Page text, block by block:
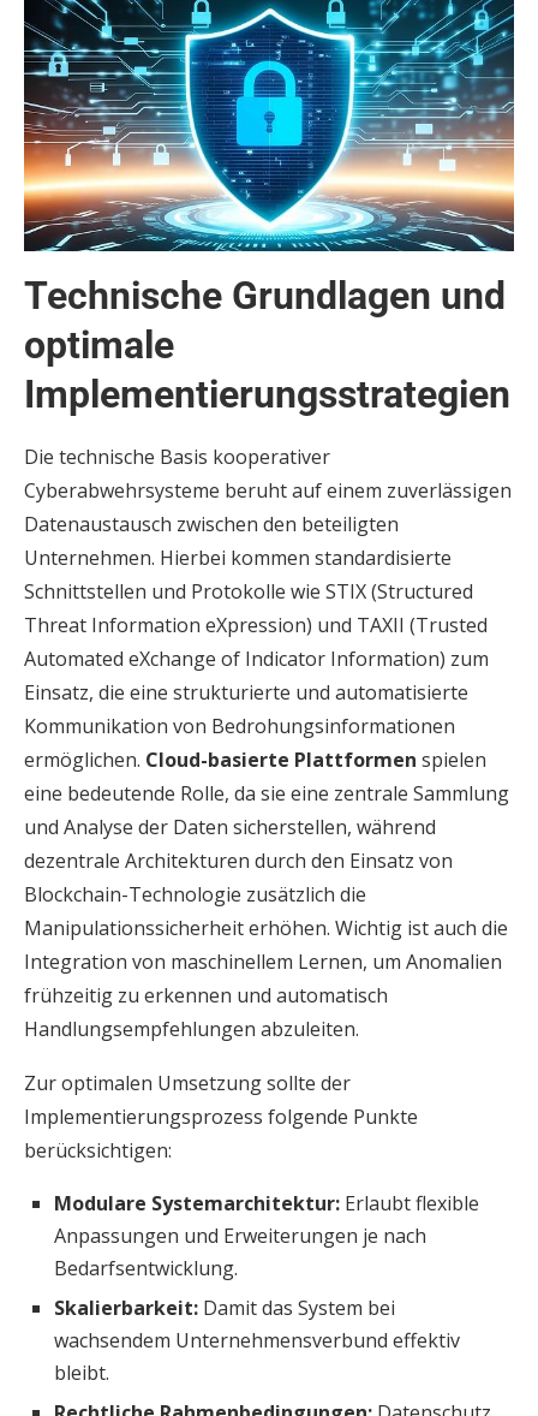
Technische Grundlagen und
optimale
Implementierungsstrategien
Die technische Basis kooperativer
Cyberabwehrsysteme beruht auf einem zuverlässigen
Datenaustausch zwischen den beteiligten
Unternehmen. Hierbei kommen standardisierte
Schnittstellen und Protokolle wie STIX (Structured
Threat Information eXpression) und TAXII (Trusted
Automated eXchange of Indicator Information) zum
Einsatz, die eine strukturierte und automatisierte
Kommunikation von Bedrohungsinformationen
ermöglichen. Cloud-basierte Plattformen spielen
eine bedeutende Rolle, da sie eine zentrale Sammlung
und Analyse der Daten sicherstellen, während
dezentrale Architekturen durch den Einsatz von
Blockchain-Technologie zusätzlich die
Manipulationssicherheit erhöhen. Wichtig ist auch die
Integration von maschinellem Lernen, um Anomalien
frühzeitig zu erkennen und automatisch
Handlungsempfehlungen abzuleiten.
Zur optimalen Umsetzung sollte der
Implementierungsprozess folgende Punkte
berücksichtigen:
Modulare Systemarchitektur: Erlaubt flexible
Anpassungen und Erweiterungen je nach
Bedarfsentwicklung.
Skalierbarkeit: Damit das System bei
wachsendem Unternehmensverbund effektiv
bleibt.